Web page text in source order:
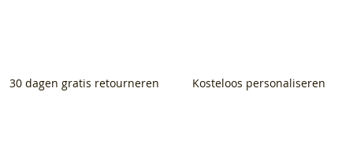
30 dagen gratis retourneren Kosteloos personaliseren